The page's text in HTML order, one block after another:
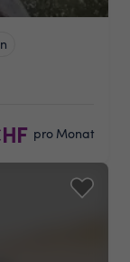
pro Monat